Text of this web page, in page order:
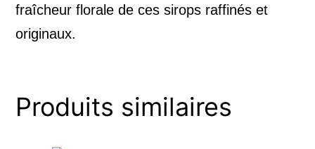
fraîcheur florale de ces sirops raffinés et
originaux.
Produits similaires